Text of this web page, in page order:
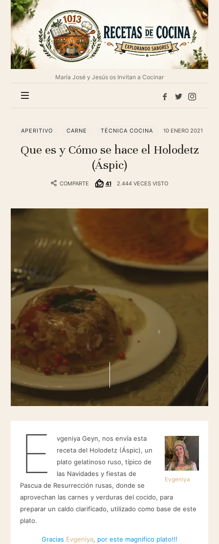
1013
Recetas
de
cocina
María José y Jesús os Invitan a Cocinar
APERITIVO CARNE TÉCNICA COCINA 10 ENERO 2021
Que es y Cómo se hace el Holodetz
(Áspic)
COMPARTE 41 2.444 VECES VISTO
Evgeniya
E
vgeniya Geyn, nos envía esta
receta del Holodetz (Áspic), un
plato gelatinoso ruso, típico de
las Navidades y fiestas de
Pascua de Resurrección rusas, donde se
aprovechan las carnes y verduras del cocido, para
preparar un caldo clarificado, utilizado como base de este
plato.
Gracias Evgeniya, por este magnifico plato!!!